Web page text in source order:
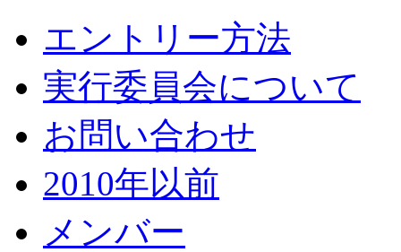
エントリー方法
実行委員会について
お問い合わせ
2010年以前
メンバー